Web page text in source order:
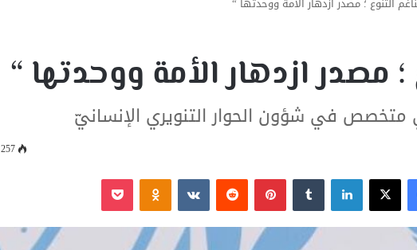
؛ مصدر ازدهار الأمة ووحدتها “
في شؤون الحوار التنويري الإنسانيّ
257
فيسبوك‫X لينكدإن بينتيريست Odnoklassniki
‫Pocket